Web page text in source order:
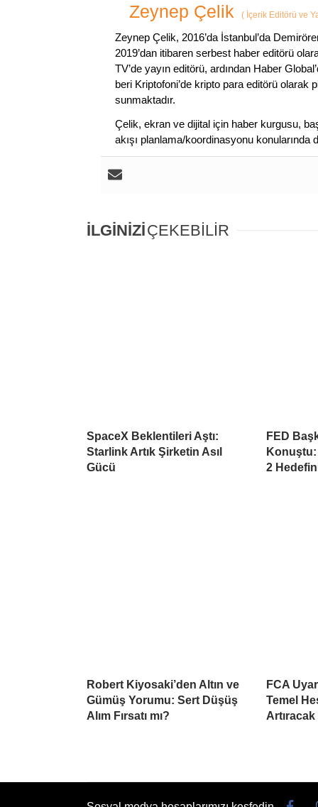
Zeynep Çelik ( İçerik Editörü ve
Zeynep Çelik, 2016’da İstanbul’da
2019’dan itibaren serbest haber editörü
TV’de yayın editörü, ardından Haber
beri Kriptofoni’de kripto para editörü olarak
sunmaktadır.
Çelik, ekran ve dijital için haber kurgusu,
akışı planlama/koordinasyonu konularında
İLGİNİZİÇEKEBİLİR
SpaceX Beklentileri Aştı:
Starlink Artık Şirketin Asıl
Gücü
FED
2
Robert Kiyosaki’den Altın ve
Gümüş Yorumu: Sert Düşüş
Alım Fırsatı mı?
FCA
Temel
Artıracak